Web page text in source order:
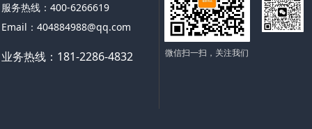
服务热线：400-6266619
Email：404884988@qq.com
业务热线：181-2286-4832 微信扫一扫，关注我们